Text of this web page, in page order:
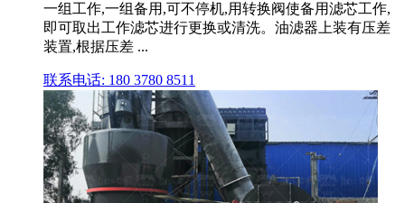
一组工作,一组备用,可不停机,用转换阀使备用滤芯工作,
即可取出工作滤芯进行更换或清洗。油滤器上装有压差
装置,根据压差 ...
联系电话: 180 3780 8511